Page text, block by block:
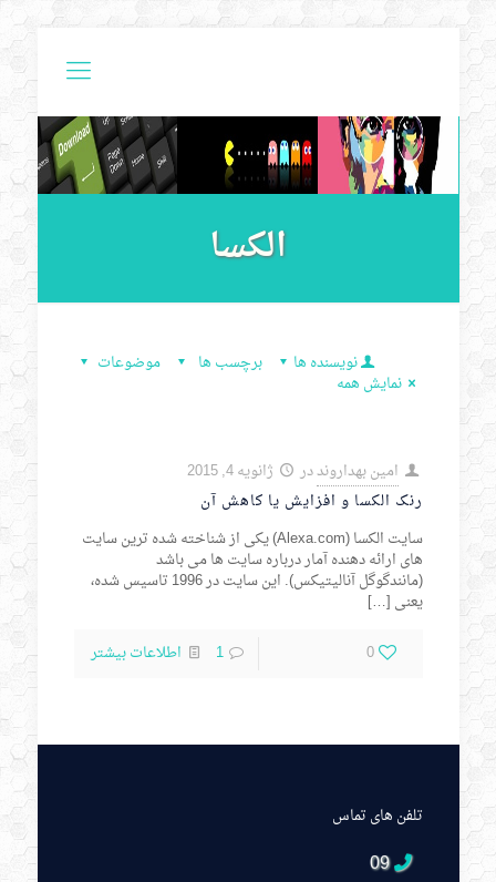
الکسا
موضوعات برچسب ها نویسنده ها
نمایش همه
امین بهدارونددر
ژانویه 4, 2015
رنک الکسا و افزایش یا کاهش آن
سایت الکسا (Alexa.com) یکی از شناخته شده ترین سایت
های ارائه دهنده آمار درباره سایت ها می باشد
(مانندگوگل آنالیتیکس). این سایت در 1996 تاسیس شده،
یعنی […]
0
1 اطلاعات بیشتر
تلفن های تماس
09